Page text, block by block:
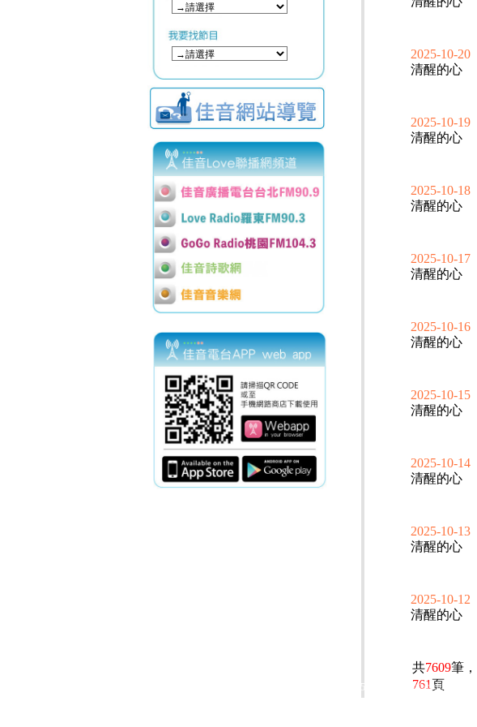
2025-10-20
清醒的心
2025-10-19
清醒的心
2025-10-18
清醒的心
2025-10-17
清醒的心
2025-10-16
清醒的心
2025-10-15
清醒的心
2025-10-14
清醒的心
2025-10-13
清醒的心
2025-10-12
清醒的心
共7609筆，
761 頁
電話：(02)2369-9050 佳音電台地址：